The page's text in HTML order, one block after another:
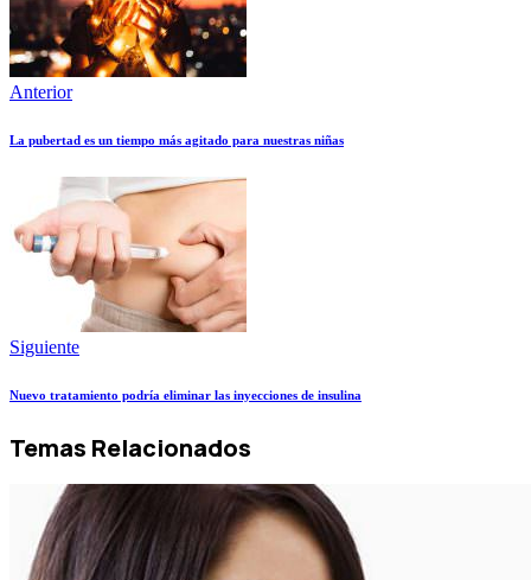
Anterior
La pubertad es un tiempo más agitado para nuestras niñas
Siguiente
Nuevo tratamiento podría eliminar las inyecciones de insulina
Temas Relacionados